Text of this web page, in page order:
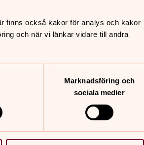
finns också kakor för analys och kakor
och när vi länkar vidare till andra
Marknadsföring och
sociala medier